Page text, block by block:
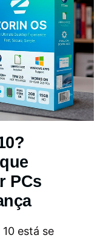
PCs
está se